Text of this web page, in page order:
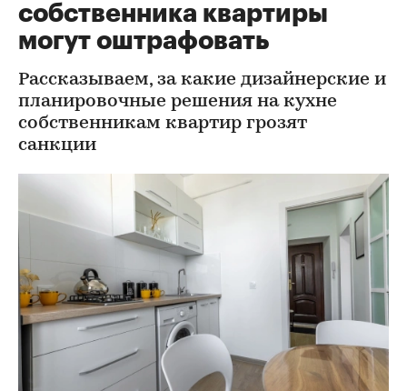
собственника квартиры
могут оштрафовать
Рассказываем, за какие дизайнерские и
планировочные решения на кухне
собственникам квартир грозят
санкции